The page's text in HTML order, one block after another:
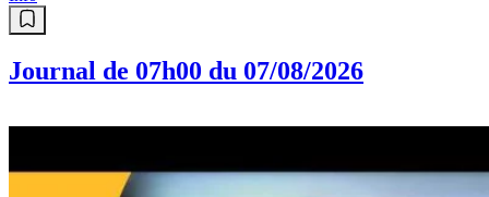
Journal de 07h00 du 07/08/2026